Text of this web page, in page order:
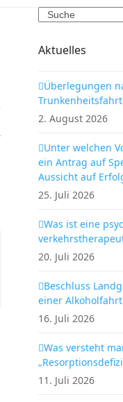
Search
Aktuelles
Überlegungen
2. August 2026
Unter welchen
ein Antrag auf
Aussicht auf
25. Juli 2026
Was ist eine
20. Juli 2026
Beschluss
einer
16. Juli 2026
Was versteht
11. Juli 2026